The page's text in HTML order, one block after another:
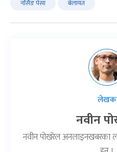
नर्सिङ पेसा बेलायत
लेखक
नवीन
नवीन पोखरेल अनलाइनखबरका